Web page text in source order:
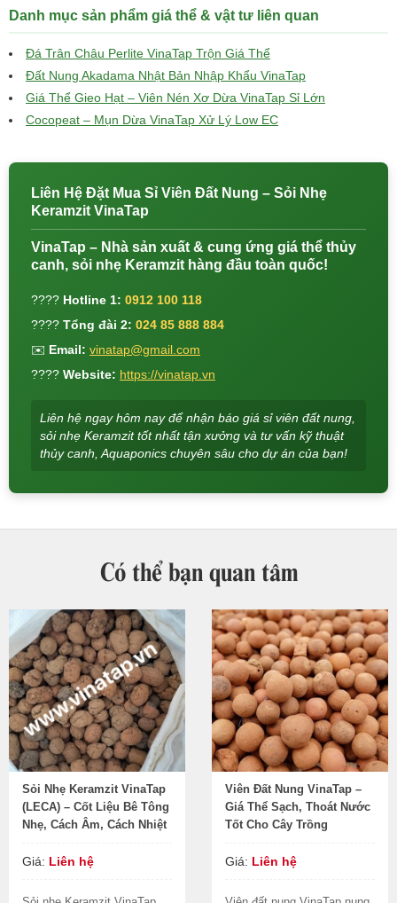
Danh mục sản phẩm giá thể & vật tư liên quan
Đá Trân Châu Perlite VinaTap Trộn Giá Thể
Đất Nung Akadama Nhật Bản Nhập Khẩu VinaTap
Giá Thể Gieo Hạt – Viên Nén Xơ Dừa VinaTap Sỉ Lớn
Cocopeat – Mụn Dừa VinaTap Xử Lý Low EC
Liên Hệ Đặt Mua Sỉ Viên Đất Nung – Sỏi Nhẹ
Keramzit VinaTap
VinaTap – Nhà sản xuất & cung ứng giá thể thủy
canh, sỏi nhẹ Keramzit hàng đầu toàn quốc!
???? Hotline 1: 0912 100 118
???? Tổng đài 2: 024 85 888 884
✉️ Email: vinatap@gmail.com
???? Website: https://vinatap.vn
Liên hệ ngay hôm nay để nhận báo giá sỉ viên đất nung,
sỏi nhẹ Keramzit tốt nhất tận xưởng và tư vấn kỹ thuật
thủy canh, Aquaponics chuyên sâu cho dự án của bạn!
Có thể bạn quan tâm
Sỏi Nhẹ Keramzit VinaTap
(LECA) – Cốt Liệu Bê Tông
Nhẹ, Cách Âm, Cách Nhiệt
Giá: Liên hệ
Viên Đất Nung VinaTap –
Giá Thể Sạch, Thoát Nước
Tốt Cho Cây Trồng
Giá: Liên hệ